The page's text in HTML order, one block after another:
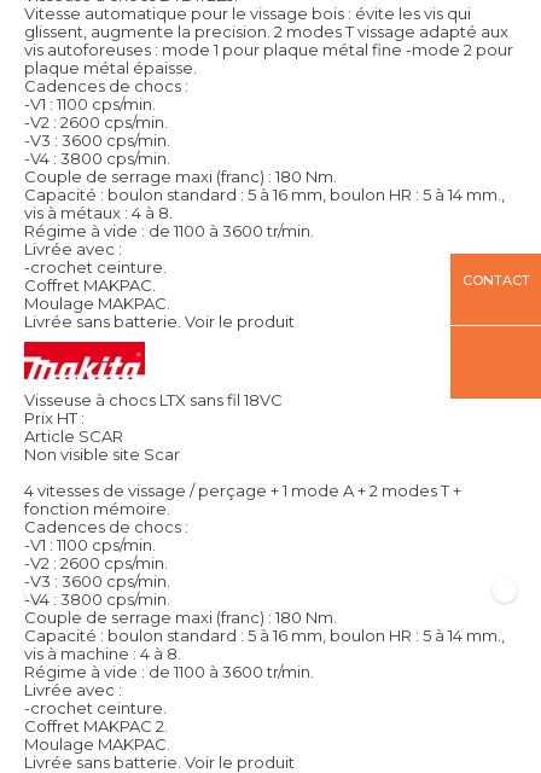
Vitesse automatique pour le vissage bois : évite les vis qui
glissent, augmente la precision. 2 modes T vissage adapté aux
vis autoforeuses : mode 1 pour plaque métal fine -mode 2 pour
plaque métal épaisse.
Cadences de chocs :
-V1 : 1100 cps/min.
-V2 : 2600 cps/min.
-V3 : 3600 cps/min.
-V4 : 3800 cps/min.
Couple de serrage maxi (franc) : 180 Nm.
Capacité : boulon standard : 5 à 16 mm, boulon HR : 5 à 14 mm.,
vis à métaux : 4 à 8.
Régime à vide : de 1100 à 3600 tr/min.
Livrée avec :
-crochet ceinture.
Coffret MAKPAC.
Moulage MAKPAC.
Livrée sans batterie. Voir le produit
Visseuse à chocs LTX sans fil 18VC
Prix HT :
Article SCAR
Non visible site Scar
4 vitesses de vissage / perçage + 1 mode A + 2 modes T +
fonction mémoire.
Cadences de chocs :
-V1 : 1100 cps/min.
-V2 : 2600 cps/min.
-V3 : 3600 cps/min.
-V4 : 3800 cps/min.
Couple de serrage maxi (franc) : 180 Nm.
Capacité : boulon standard : 5 à 16 mm, boulon HR : 5 à 14 mm.,
vis à machine : 4 à 8.
Régime à vide : de 1100 à 3600 tr/min.
Livrée avec :
-crochet ceinture.
Coffret MAKPAC 2.
Moulage MAKPAC.
Livrée sans batterie. Voir le produit
CONTACT